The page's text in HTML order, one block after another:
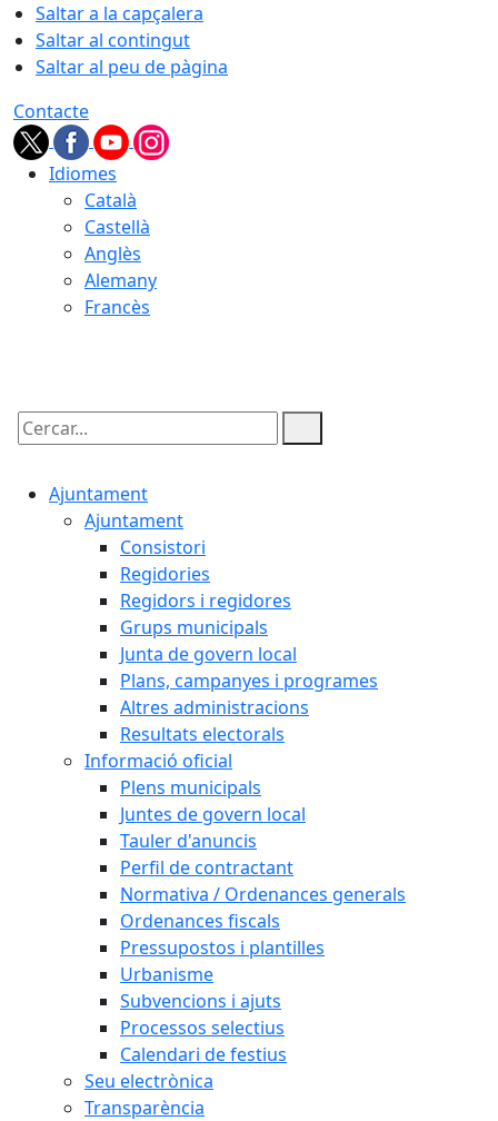
Saltar a la capçalera
Saltar al contingut
Saltar al peu de pàgina
Contacte
Idiomes
Català
Castellà
Anglès
Alemany
Francès
Cercar:
Ajuntament
Ajuntament
Consistori
Regidories
Regidors i regidores
Grups municipals
Junta de govern local
Plans, campanyes i programes
Altres administracions
Resultats electorals
Informació oficial
Plens municipals
Juntes de govern local
Tauler d'anuncis
Perfil de contractant
Normativa / Ordenances generals
Ordenances fiscals
Pressupostos i plantilles
Urbanisme
Subvencions i ajuts
Processos selectius
Calendari de festius
Seu electrònica
Transparència